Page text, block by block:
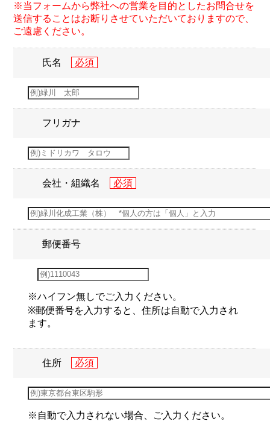
※当フォームから弊社への営業を目的としたお問合せを
送信することはお断りさせていただいておりますので、
ご遠慮ください。
氏名
フリガナ
会社・組織名
郵便番号
※ハイフン無しでご入力ください。
※郵便番号を入力すると、住所は自動で入力され
ます。
住所
※自動で入力されない場合、ご入力ください。